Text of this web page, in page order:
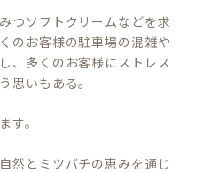
つソフトクリームなどを求
のお客様の駐車場の混雑や
、多くのお客様にストレス
思いもある。
す。
然とミツバチの恵みを通じ